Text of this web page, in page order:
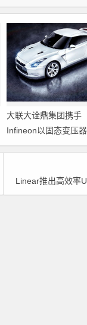
大联大诠鼎集团携手
Infineon以固态变压
配电效率新标杆
Linear推出高效率